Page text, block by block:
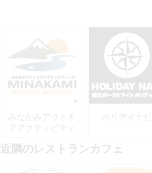
みなかみアウトド
アアクティビティ
ホリデイナビ
近隣のレストランカフェ